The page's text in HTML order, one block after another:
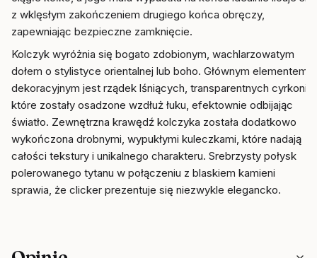
z wklęsłym zakończeniem drugiego końca obręczy,
zapewniając bezpieczne zamknięcie.
Kolczyk wyróżnia się bogato zdobionym, wachlarzowatym
dołem o stylistyce orientalnej lub boho. Głównym elementem
dekoracyjnym jest rządek lśniących, transparentnych cyrkonii,
które zostały osadzone wzdłuż łuku, efektownie odbijając
światło. Zewnętrzna krawędź kolczyka została dodatkowo
wykończona drobnymi, wypukłymi kuleczkami, które nadają
całości tekstury i unikalnego charakteru. Srebrzysty połysk
polerowanego tytanu w połączeniu z blaskiem kamieni
sprawia, że clicker prezentuje się niezwykle elegancko.